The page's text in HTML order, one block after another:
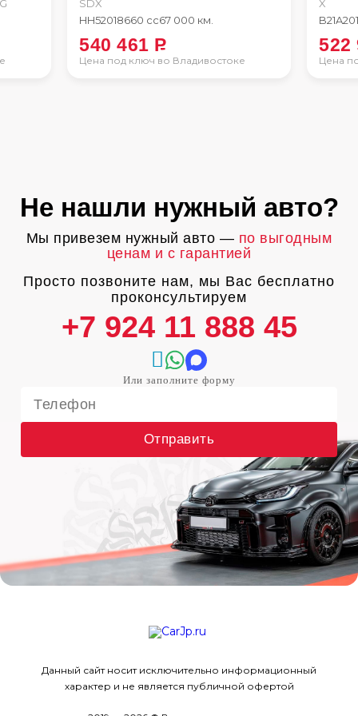
SDX
HH52018660 сс67 000 км.
Цена под ключ во Владивостоке
540 461 P
X
B21A
Цена
522
Не нашли нужный авто?
Мы привезем нужный авто — по выгодным
ценам и с гарантией
Просто позвоните нам, мы Вас бесплатно
проконсультируем
+7 924 11 888 45
Отправить
Данный сайт носит исключительно информационный
характер и не является публичной офертой